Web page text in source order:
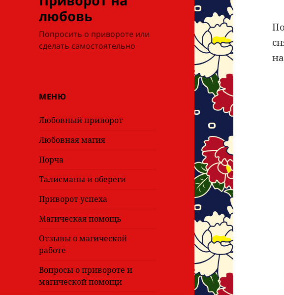
любовь
Попросить о привороте или
сделать самостоятельно
МЕНЮ
Любовный приворот
Любовная магия
Порча
Талисманы и обереги
Приворот успеха
Магическая помощь
Отзывы о магической
работе
Вопросы о привороте и
магической помощи